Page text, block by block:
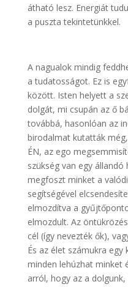
átható lesz. Energiát
a puszta tekintetünkkel.
A nagualok mindig
a tudatosságot. Ez is
között. Isten helyett a
dolgát, mi csupán az ő
továbbá, hasonlóan az
birodalmat kutatták
ÉN, az ego
szükség van egy állandó
megfoszt minket a
segítségével
elmozdítva a
elmozdult. Az
cél (így nevezték ők),
És az élet számukra
minden lehúzhat minket
arról, hogy az a